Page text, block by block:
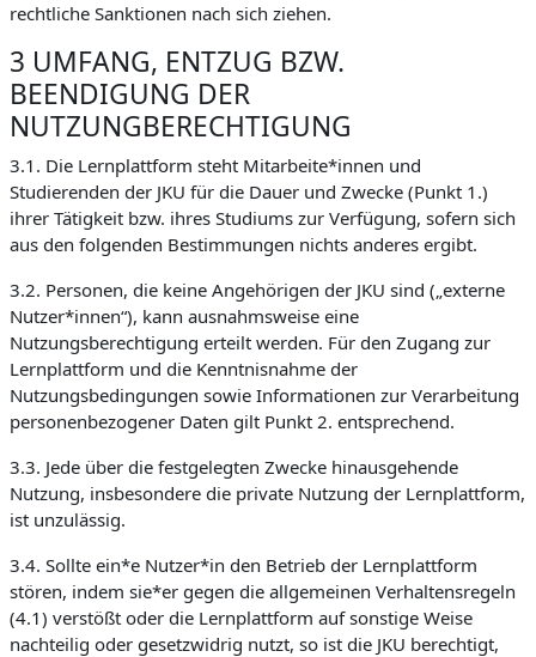
rechtliche Sanktionen nach sich ziehen.
3 UMFANG, ENTZUG BZW.
BEENDIGUNG DER
NUTZUNGBERECHTIGUNG
3.1. Die Lernplattform steht Mitarbeite*innen und
Studierenden der JKU für die Dauer und Zwecke (Punkt 1.)
ihrer Tätigkeit bzw. ihres Studiums zur Verfügung, sofern sich
aus den folgenden Bestimmungen nichts anderes ergibt.
3.2. Personen, die keine Angehörigen der JKU sind („externe
Nutzer*innen“), kann ausnahmsweise eine
Nutzungsberechtigung erteilt werden. Für den Zugang zur
Lernplattform und die Kenntnisnahme der
Nutzungsbedingungen sowie Informationen zur Verarbeitung
personenbezogener Daten gilt Punkt 2. entsprechend.
3.3. Jede über die festgelegten Zwecke hinausgehende
Nutzung, insbesondere die private Nutzung der Lernplattform,
ist unzulässig.
3.4. Sollte ein*e Nutzer*in den Betrieb der Lernplattform
stören, indem sie*er gegen die allgemeinen Verhaltensregeln
(4.1) verstößt oder die Lernplattform auf sonstige Weise
nachteilig oder gesetzwidrig nutzt, so ist die JKU berechtigt,